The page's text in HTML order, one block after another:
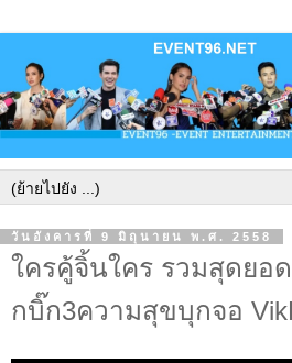
วันอังคารที่ 9 มิถุนายน พ.ศ. 2558
ใครคู้จิ้นใคร รวมสุดยอ
กบิ๊ก3ความสุขบุกจอ